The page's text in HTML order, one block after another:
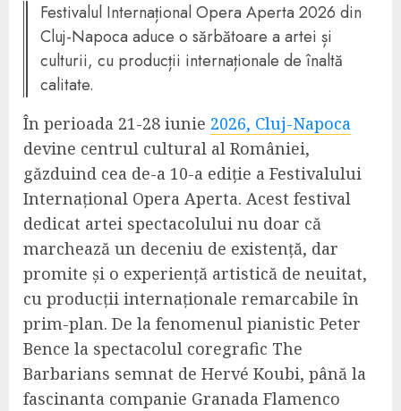
Festivalul Internațional Opera Aperta 2026 din
Cluj-Napoca aduce o sărbătoare a artei și
culturii, cu producții internaționale de înaltă
calitate.
În perioada 21-28 iunie 2026, Cluj-Napoca
devine centrul cultural al României,
găzduind cea de-a 10-a ediție a Festivalului
Internațional Opera Aperta. Acest festival
dedicat artei spectacolului nu doar că
marchează un deceniu de existență, dar
promite și o experiență artistică de neuitat,
cu producții internaționale remarcabile în
prim-plan. De la fenomenul pianistic Peter
Bence la spectacolul coregrafic The
Barbarians semnat de Hervé Koubi, până la
fascinanta companie Granada Flamenco